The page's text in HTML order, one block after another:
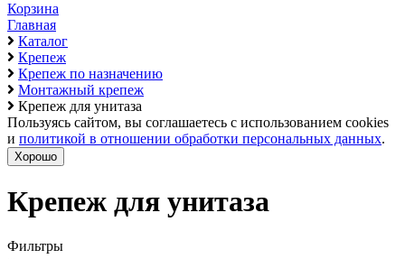
Корзина
Главная
Каталог
Крепеж
Крепеж по назначению
Монтажный крепеж
Крепеж для унитаза
Пользуясь сайтом, вы соглашаетесь с использованием cookies
и политикой в отношении обработки персональных данных.
Хорошо
Крепеж для унитаза
Фильтры